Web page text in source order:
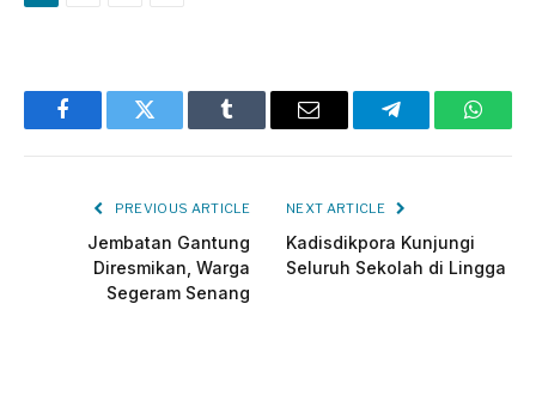
FacebookTwitter Tumblr Email Telegram
PREVIOUS ARTICLE
Jembatan Gantung
Diresmikan, Warga
Segeram Senang
NEXT ARTICLE
Kadisdikpora Kunjungi
Seluruh Sekolah di Lingga